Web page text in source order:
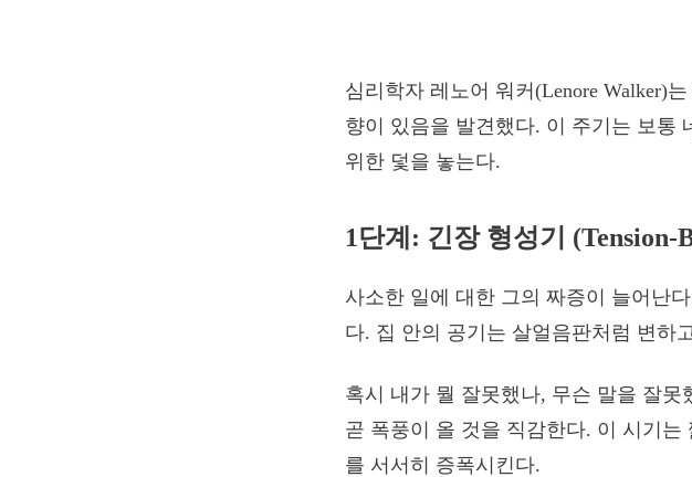
심리학자 레노어 워커(Lenore Walker)
향이 있음을 발견했다. 이 주기는 보통
위한 덫을 놓는다.
1단계: 긴장 형성기 (Tension-
사소한 일에 대한 그의 짜증이 늘어난
다. 집 안의 공기는 살얼음판처럼 변하
혹시 내가 뭘 잘못했나, 무슨 말을 잘
곧 폭풍이 올 것을 직감한다. 이 시기
를 서서히 증폭시킨다.